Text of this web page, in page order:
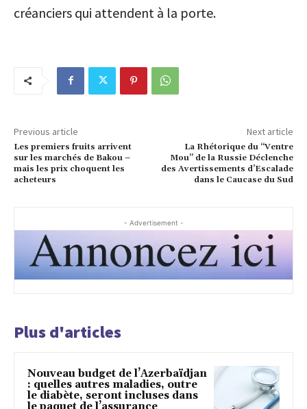
créanciers qui attendent à la porte.
Previous article
Les premiers fruits arrivent
sur les marchés de Bakou –
mais les prix choquent les
acheteurs
Next article
La Rhétorique du “Ventre
Mou” de la Russie Déclenche
des Avertissements d’Escalade
dans le Caucase du Sud
- Advertisement -
Plus d'articles
Nouveau budget de l’Azerbaïdjan
: quelles autres maladies, outre
le diabète, seront incluses dans